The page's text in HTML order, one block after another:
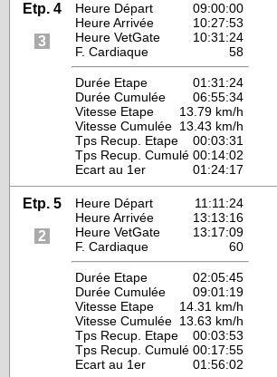
Etp. 4
3
Heure Départ
09:00:00
Heure Arrivée
10:27:53
Heure VetGate
10:31:24
F. Cardiaque
58
Durée Etape
01:31:24
Durée Cumulée
06:55:34
Vitesse Etape
13.79 km/h
Vitesse Cumulée 13.43 km/h
Tps Recup. Etape
00:03:31
Tps Recup. Cumulé 00:14:02
Ecart au 1er
01:24:17
Etp. 5
2
Heure Départ
11:11:24
Heure Arrivée
13:13:16
Heure VetGate
13:17:09
F. Cardiaque
60
Durée Etape
02:05:45
Durée Cumulée
09:01:19
Vitesse Etape
14.31 km/h
Vitesse Cumulée 13.63 km/h
Tps Recup. Etape
00:03:53
Tps Recup. Cumulé 00:17:55
Ecart au 1er
01:56:02